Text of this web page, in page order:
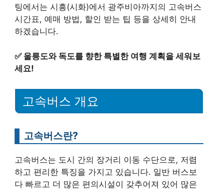
팅에서는 시흥(시화)에서 광주비아까지의 고속버스
시간표, 예매 방법, 할인 받는 팁 등을 상세히 안내
하겠습니다.
✅ 울릉도와 독도를 향한 특별한 여행 계획을 세워보
세요!
고속버스 개요
고속버스란?
고속버스는 도시 간의 장거리 이동 수단으로, 저렴
하고 편리한 특징을 가지고 있습니다. 일반 버스보
다 빠르고 더 많은 편의시설이 갖추어져 있어 많은